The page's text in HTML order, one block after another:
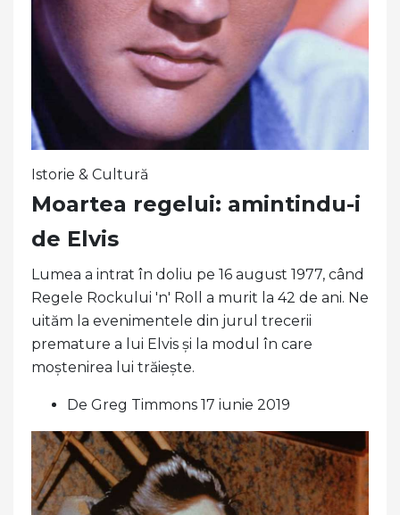
Istorie & Cultură
Moartea regelui: amintindu-i
de Elvis
Lumea a intrat în doliu pe 16 august 1977, când
Regele Rockului 'n' Roll a murit la 42 de ani. Ne
uităm la evenimentele din jurul trecerii
premature a lui Elvis și la modul în care
moștenirea lui trăiește.
De Greg Timmons 17 iunie 2019